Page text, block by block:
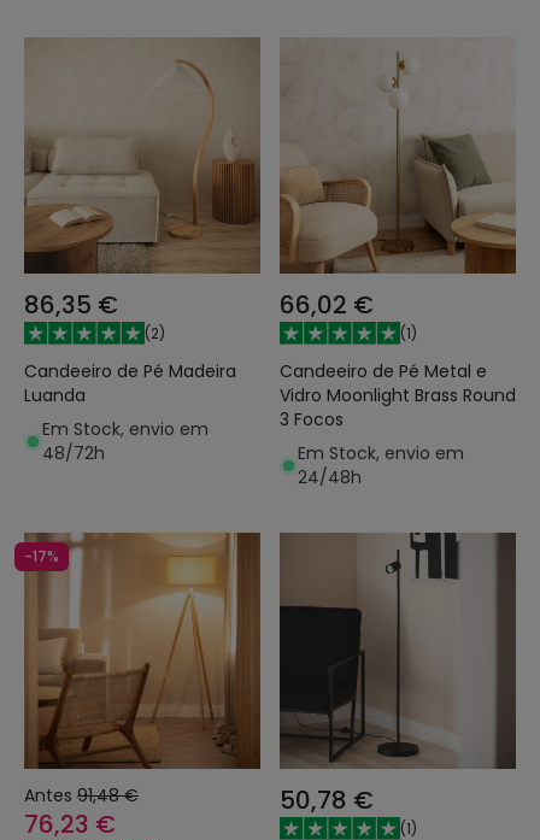
86,35 €
(2)
Candeeiro de Pé Madeira
Luanda
Em Stock, envio em
48/72h
66,02 €
(1)
Candeeiro de Pé Metal e
Vidro Moonlight Brass Round
3 Focos
Em Stock, envio em
24/48h
-17%
Antes 91,48 €
76,23 €
50,78 €
(1)